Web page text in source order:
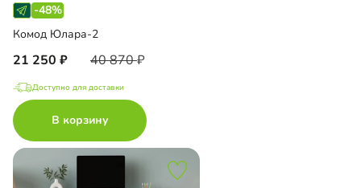
-48%
Комод Юлара-2
21 250 40 870
Доступно для доставки
В корзину